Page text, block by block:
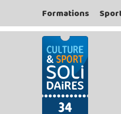
Formations